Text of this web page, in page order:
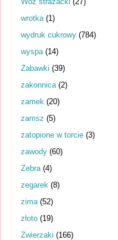
wrotka (1)
wydruk cukrowy (784)
wyspa (14)
Zabawki (39)
zakonnica (2)
zamek (20)
zamsz (5)
zatopione w torcie (3)
zawody (60)
Zebra (4)
zegarek (8)
zima (52)
złoto (19)
Zwierzaki (166)